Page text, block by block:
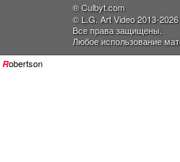
® Culbyt.com
© L.G. Art Video 2013-2026
Все права защищены.
Любое использование
Robertson